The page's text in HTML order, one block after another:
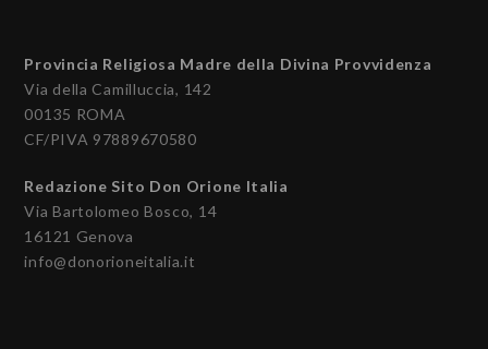
Provincia Religiosa Madre della Divina Provvidenza
Via della Camilluccia, 142
00135 ROMA
CF/PIVA 97889670580
Redazione Sito Don Orione Italia
Via Bartolomeo Bosco, 14
16121 Genova
info@donorioneitalia.it